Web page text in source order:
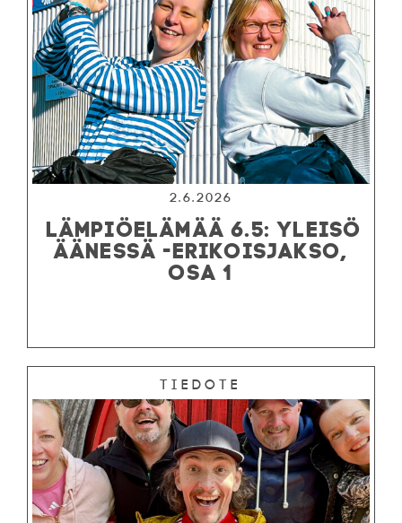
2.6.2026
LÄMPIÖELÄMÄÄ 6.5: YLEISÖ
ÄÄNESSÄ -ERIKOISJAKSO,
OSA 1
Tiedote